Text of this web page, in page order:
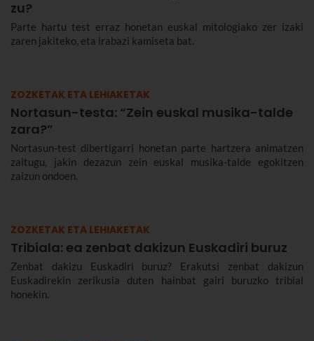
zu?
Parte hartu test erraz honetan euskal mitologiako zer izaki
zaren jakiteko, eta irabazi kamiseta bat.
ZOZKETAK ETA LEHIAKETAK
Nortasun-testa: “Zein euskal musika-talde
zara?”
Nortasun-test dibertigarri honetan parte hartzera animatzen
zaitugu, jakin dezazun zein euskal musika-talde egokitzen
zaizun ondoen.
ZOZKETAK ETA LEHIAKETAK
Tribiala: ea zenbat dakizun Euskadiri buruz
Zenbat dakizu Euskadiri buruz? Erakutsi zenbat dakizun
Euskadirekin zerikusia duten hainbat gairi buruzko tribial
honekin.